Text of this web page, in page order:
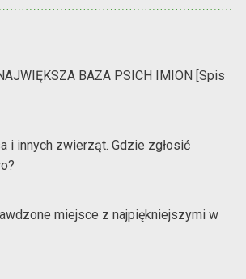
BAZA PSICH IMION [Spis
i innych zwierząt. Gdzie zgłosić
miejsce z najpiękniejszymi w